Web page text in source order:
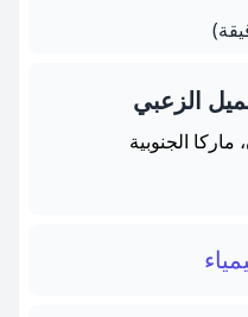
الزعبي
ماركا الجنوبية